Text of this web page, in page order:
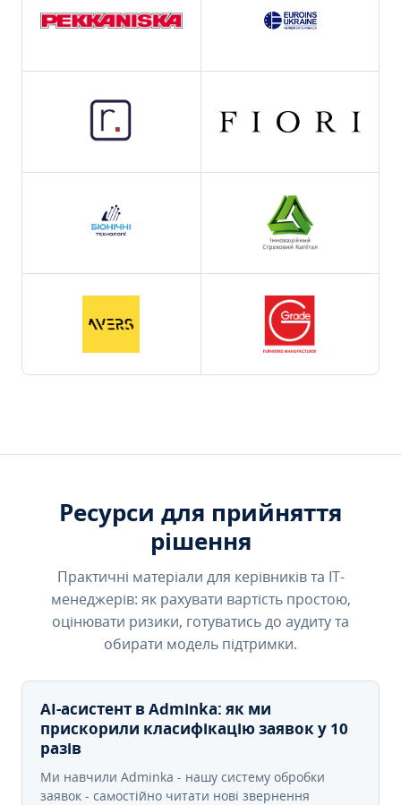
Ресурси для прийняття
рішення
Практичні матеріали для керівників та IT-
менеджерів: як рахувати вартість простою,
оцінювати ризики, готуватись до аудиту та
обирати модель підтримки.
AI-асистент в Adminka: як ми
прискорили класифікацію заявок у 10
разів
Ми навчили Adminka - нашу систему обробки
заявок - самостійно читати нові звернення